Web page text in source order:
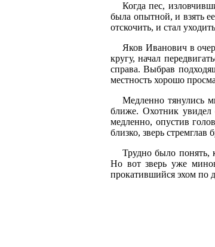
Когда пес,
была опытной, и взять
отскочить, и стал
Яков Иванович в
кругу, начал
справа. Выбрав
местность хорошо
Медленно тянулись
ближе. Охотник увидел
медленно, опустив
близко, зверь стремглав
Трудно было понять,
Но вот зверь уже
прокатившийся эхом по